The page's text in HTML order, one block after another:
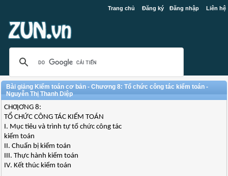
Trang chủ Đăng ký Đăng nhập Liên hệ
Bài giảng Kiểm toán cơ bản - Chương 8: Tổ chức công tác kiểm toán -
Nguyễn Thị Thanh Diệp
CHƢƠNG 8:
TỔ CHỨC CÔNG TÁC KIỂM TOÁN
I. Mục tiêu và trình tự tổ chức công tác
kiểm toán
II. Chuẩn bị kiểm toán
III. Thực hành kiểm toán
IV. Kết thúc kiểm toán